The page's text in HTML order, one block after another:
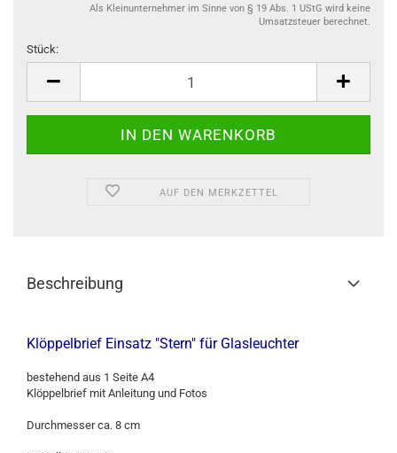
Als Kleinunternehmer im Sinne von § 19 Abs. 1 UStG wird keine
Umsatzsteuer berechnet.
Stück:
AUF DEN MERKZETTEL
Beschreibung
Klöppelbrief Einsatz "Stern" für Glasleuchter
bestehend aus 1 Seite A4
Klöppelbrief mit Anleitung und Fotos
Durchmesser ca. 8 cm